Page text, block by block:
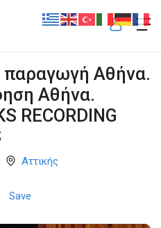
παραγωγή Αθήνα.
Αθήνα.
RECORDING
Αττικής
Save